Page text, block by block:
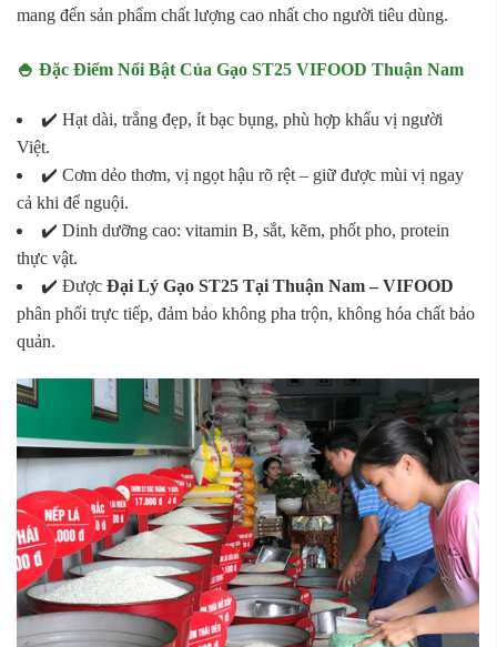
mang đến sản phẩm chất lượng cao nhất cho người tiêu dùng.
🍚 Đặc Điểm Nổi Bật Của Gạo ST25 VIFOOD Thuận Nam
✔️ Hạt dài, trắng đẹp, ít bạc bụng, phù hợp khẩu vị người
Việt.
✔️ Cơm dẻo thơm, vị ngọt hậu rõ rệt – giữ được mùi vị ngay
cả khi để nguội.
✔️ Dinh dưỡng cao: vitamin B, sắt, kẽm, phốt pho, protein
thực vật.
✔️ Được Đại Lý Gạo ST25 Tại Thuận Nam – VIFOOD
phân phối trực tiếp, đảm bảo không pha trộn, không hóa chất bảo
quản.